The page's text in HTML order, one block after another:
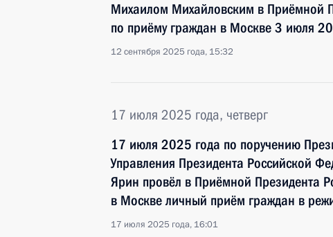
Михаилом Михайловским в Приёмной
по приёму граждан в Москве 3 июля
12 сентября 2025 года, 15:32
17 июля 2025 года, четверг
17 июля 2025 года по поручению
Управления Президента Российской
Ярин провёл в Приёмной Президента
в Москве личный приём граждан в
17 июля 2025 года, 16:01